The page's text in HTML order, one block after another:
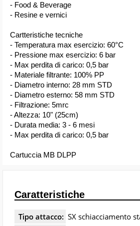
- Food & Beverage
- Resine e vernici
Cartteristiche tecniche
- Temperatura max esercizio: 60°C
- Pressione max esercizio: 6 bar
- Max perdita di carico: 0,5 bar
- Materiale filtrante: 100% PP
- Diametro interno: 28 mm STD
- Diametro esterno: 58 mm STD
- Filtrazione: 5mrc
- Altezza: 10" (25cm)
- Durata media: 3 - 6 mesi
- Max perdita di carico: 0,5 bar
Cartuccia MB DLPP
Caratteristiche
Tipo attacco: SX schiacciamento